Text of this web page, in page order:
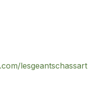
lesgeantschassart